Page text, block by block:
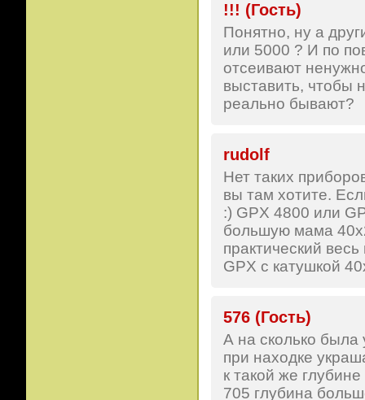
!!! (Гость)
Понятно, ну а
или 5000 ? И по
отсеивают
выставить, чтобы
реально бывают?
rudolf
Нет таких
вы там хотите.
:) GPX 4800 или
большую мама
практический
GPX с катушкой
576 (Гость)
А на сколько была
при находке
к такой же
705 глубина